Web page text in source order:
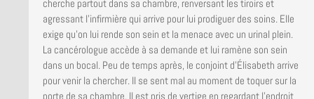
cherche partout dans sa chambre, renversant les tiroirs et
agressant l’infirmière qui arrive pour lui prodiguer des soins. Elle
exige qu’on lui rende son sein et la menace avec un urinal plein.
La cancérologue accède à sa demande et lui ramène son sein
dans un bocal. Peu de temps après, le conjoint d’Élisabeth arrive
pour venir la chercher. Il se sent mal au moment de toquer sur la
porte de sa chambre. Il est pris de vertige en regardant l’endroit